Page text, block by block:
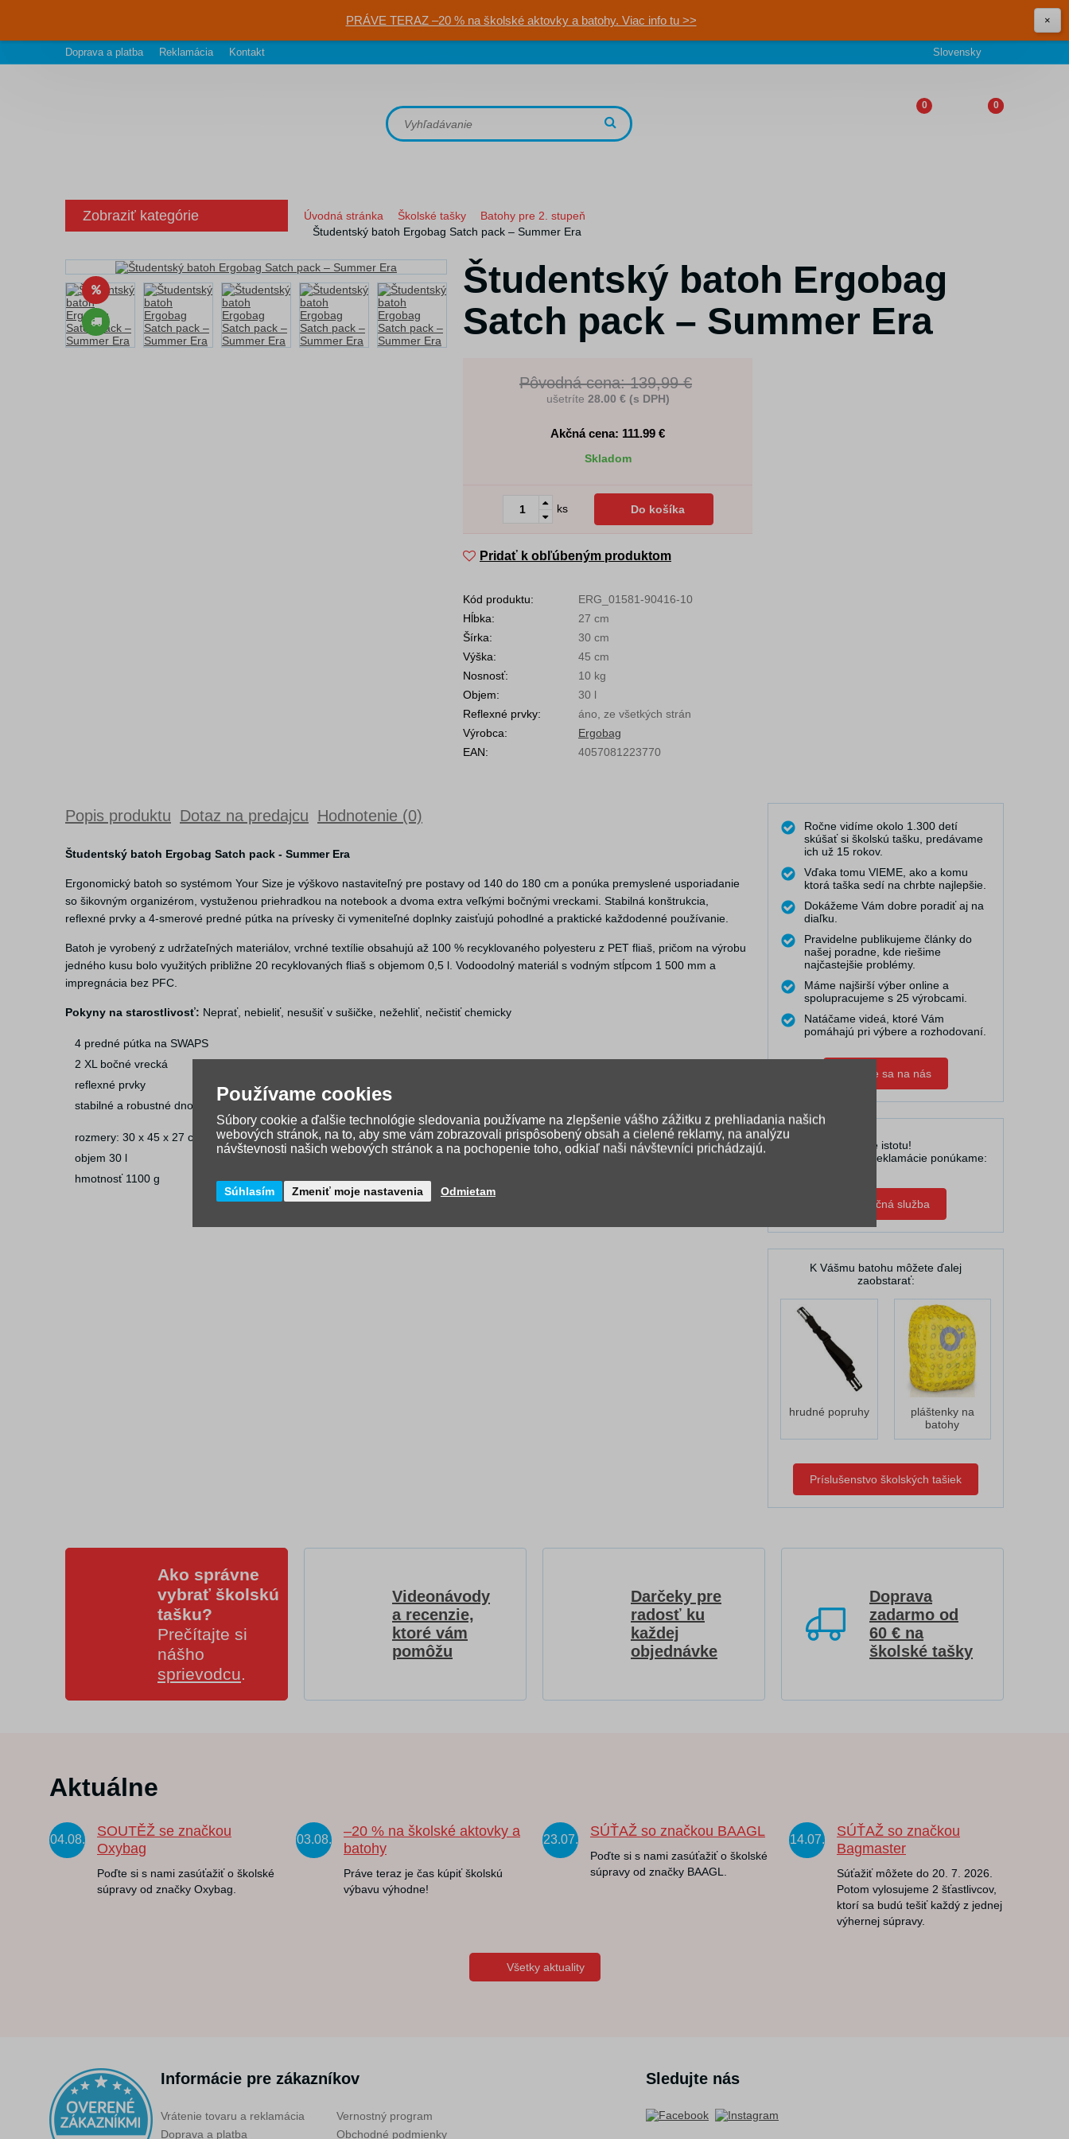
PRÁVE TERAZ –20 % na školské aktovky a batohy. Viac info tu >> ×
Doprava a platba Reklamácia Kontakt Slovensky
0 0
Zobraziť kategórie Úvodná stránka Školské tašky
Batohy pre 2. stupeň
Študentský batoh Ergobag Satch pack – Summer Era
Študentský batoh Ergobag
Satch pack – Summer Era
Pôvodná cena: 139,99 €
ušetríte 28.00 € (s DPH)
Akčná cena: 111.99 €
Skladom
ks Do košíka
Pridať k obľúbeným produktom
Kód produktu:
ERG_01581-90416-10
Hĺbka:
27 cm
Šírka:
30 cm
Výška:
45 cm
Nosnosť:
10 kg
Objem:
30 l
Reflexné prvky:
áno, ze všetkých strán
Výrobca:
Ergobag
EAN:
4057081223770
Popis produktu Dotaz na predajcu Hodnotenie (0)
Študentský batoh Ergobag Satch pack - Summer Era
Ergonomický batoh so systémom Your Size je výškovo nastaviteľný pre postavy od 140 do 180 cm a ponúka premyslené usporiadanie
so šikovným organizérom, vystuženou priehradkou na notebook a dvoma extra veľkými bočnými vreckami. Stabilná konštrukcia,
reflexné prvky a 4-smerové predné pútka na prívesky či vymeniteľné doplnky zaisťujú pohodlné a praktické každodenné používanie.
Batoh je vyrobený z udržateľných materiálov, vrchné textílie obsahujú až 100 % recyklovaného polyesteru z PET fliaš, pričom na výrobu
jedného kusu bolo využitých približne 20 recyklovaných fliaš s objemom 0,5 l. Vodoodolný materiál s vodným stĺpcom 1 500 mm a
impregnácia bez PFC.
Pokyny na starostlivosť: Neprať, nebieliť, nesušiť v sušičke, nežehliť, nečistiť chemicky
4 predné pútka na SWAPS
2 XL bočné vrecká
reflexné prvky
stabilné a robustné dno
rozmery: 30 x 45 x 27 cm (Š/V/H)
objem 30 l
hmotnosť 1100 g
Ročne vidíme okolo 1.300 detí
skúšať si školskú tašku, predávame
ich už 15 rokov.
Vďaka tomu VIEME, ako a komu
ktorá taška sedí na chrbte najlepšie.
Dokážeme Vám dobre poradiť aj na
diaľku.
Pravidelne publikujeme články do
našej poradne, kde riešime
najčastejšie problémy.
Máme najširší výber online a
spolupracujeme s 25 výrobcami.
Natáčame videá, ktoré Vám
pomáhajú pri výbere a rozhodovaní.
Obráťte sa na nás
U nás máte istotu!
V prípade reklamácie ponúkame:
Zápožičná služba
K Vášmu batohu môžete ďalej
zaobstarať:
hrudné popruhy
pláštenky na
batohy
Príslušenstvo školských tašiek
Ako správne
vybrať školskú
tašku?
Prečítajte si
nášho
sprievodcu
Videonávody
a recenzie,
ktoré vám
pomôžu
Darčeky pre
radosť ku
každej
objednávke
Doprava
zadarmo od
60 € na
školské tašky
Aktuálne
04.08.
SOUTĚŽ se značkou
Oxybag
Poďte si s nami zasúťažiť o školské
súpravy od značky Oxybag.
03.08.
–20 % na školské aktovky a
batohy
Práve teraz je čas kúpiť školskú
výbavu výhodne!
23.07.
SÚŤAŽ so značkou BAAGL
Poďte si s nami zasúťažiť o školské
súpravy od značky BAAGL.
14.07.
SÚŤAŽ so značkou
Bagmaster
Súťažiť môžete do 20. 7. 2026.
Potom vylosujeme 2 šťastlivcov,
ktorí sa budú tešiť každý z jednej
výhernej súpravy.
Všetky aktuality
Informácie pre zákazníkov
Vrátenie tovaru a reklamácia
Doprava a platba
Vernostný program
Obchodné podmienky
Sledujte nás
Používame cookies
Súbory cookie a ďalšie technológie sledovania používame na zlepšenie vášho zážitku z prehliadania našich
webových stránok, na to, aby sme vám zobrazovali prispôsobený obsah a cielené reklamy, na analýzu
návštevnosti našich webových stránok a na pochopenie toho, odkiaľ naši návštevníci prichádzajú.
Súhlasím Zmeniť moje nastavenia Odmietam